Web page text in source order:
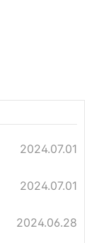
2024.07.01
2024.07.01
2024.06.28